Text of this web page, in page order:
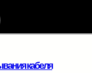
кабеля